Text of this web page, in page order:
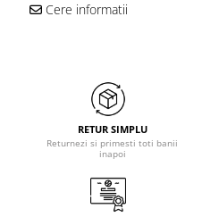
Cere informatii
RETUR SIMPLU
Returnezi si primesti toti banii
inapoi